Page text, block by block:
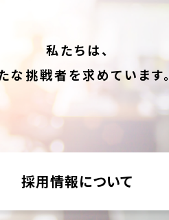
私たちは、
な挑戦者を求めています。
採用情報について